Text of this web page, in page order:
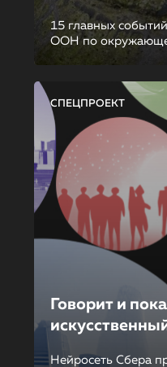
15 главных
ООН по
СПЕЦПРОЕКТ
Говорит и
Нейросеть Сбера